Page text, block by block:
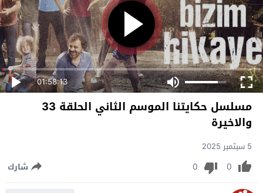
01:58:13
مسلسل حكايتنا الموسم الثاني الحلقة 33
والاخيرة
5 سبتمبر 2025
0
0 شارك